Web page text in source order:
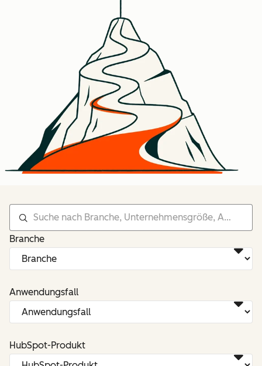
Branche
Anwendungsfall
HubSpot-Produkt